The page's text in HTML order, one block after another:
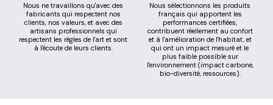
Nous ne travaillons qu'avec des
fabricants qui respectent nos
clients, nos valeurs, et avec des
artisans professionnels qui
respectent les règles de l'art et sont
à l'écoute de leurs clients.
Nous sélectionnons les produits
français qui apportent les
performances certifiées,
contribuent réellement au confort
et à l'amélioration de l'habitat, et
qui ont un impact mesuré et le
plus faible possible sur
l'environnement (impact carbone,
bio-diversité, ressources).